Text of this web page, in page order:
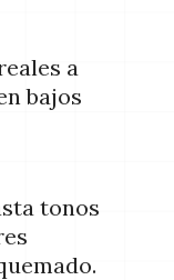
a
bajos
tonos